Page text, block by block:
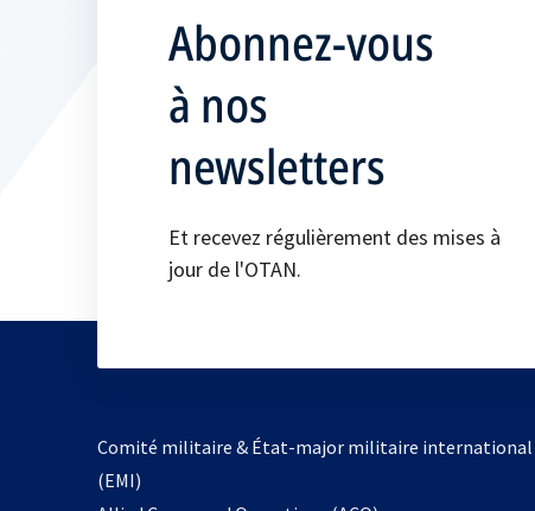
Abonnez-vous
à nos
newsletters
Et recevez régulièrement des mises à
jour de l'OTAN.
Comité militaire & État-major militaire international
(EMI)